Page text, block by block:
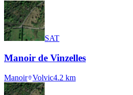
SAT
Manoir de Vinzelles
Manoir Volvic4.2 km